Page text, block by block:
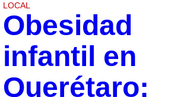
LOCAL
Obesidad
infantil en
Querétaro: